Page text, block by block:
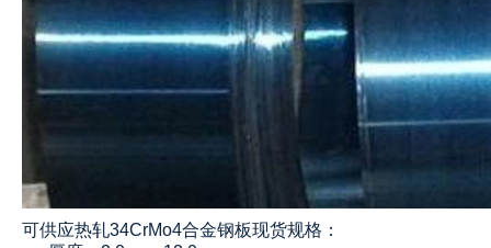
可供应热轧34CrMo4合金钢板现货规格：